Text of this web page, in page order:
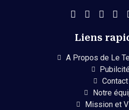
Liens
A Propos de Le
Contact
Notre
Mission et